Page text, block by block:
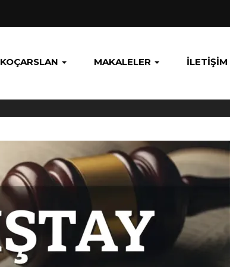
KOÇARSLAN MAKALELER İLETIŞIM